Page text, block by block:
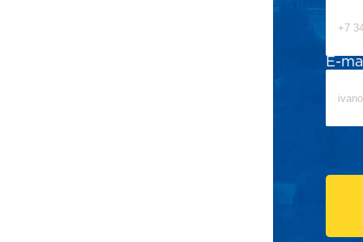
E-